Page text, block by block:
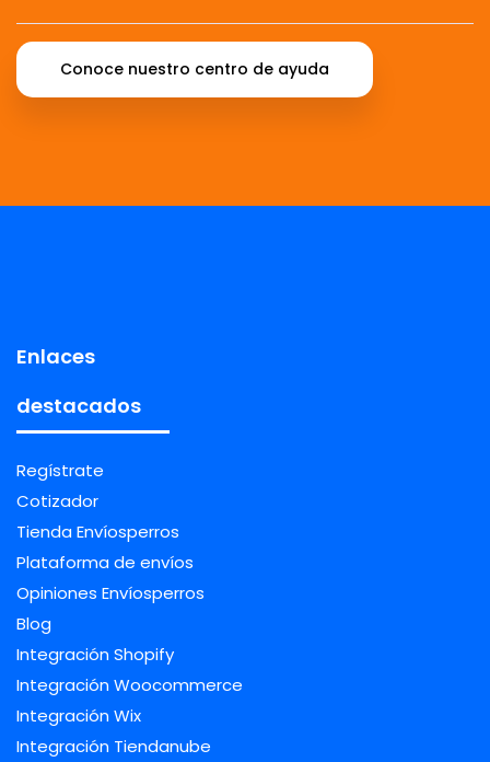
Conoce nuestro centro de ayuda
Enlaces
destacados
Regístrate
Cotizador
Tienda Envíosperros
Plataforma de envíos
Opiniones Envíosperros
Blog
Integración Shopify
Integración Woocommerce
Integración Wix
Integración Tiendanube